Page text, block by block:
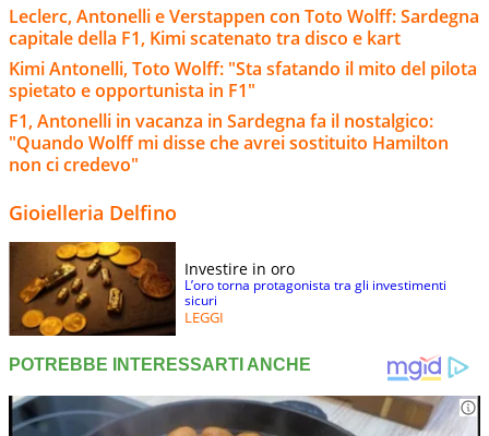
Leclerc, Antonelli e Verstappen con Toto Wolff: Sardegna
capitale della F1, Kimi scatenato tra disco e kart
Kimi Antonelli, Toto Wolff: "Sta sfatando il mito del pilota
spietato e opportunista in F1"
F1, Antonelli in vacanza in Sardegna fa il nostalgico:
"Quando Wolff mi disse che avrei sostituito Hamilton
non ci credevo"
Gioielleria Delfino
Investire in oro
L’oro torna protagonista tra gli investimenti
sicuri
LEGGI